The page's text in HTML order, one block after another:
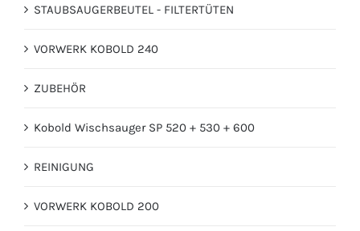
STAUBSAUGERBEUTEL - FILTERTÜTEN
VORWERK KOBOLD 240
ZUBEHÖR
Kobold Wischsauger SP 520 + 530 + 600
REINIGUNG
VORWERK KOBOLD 200